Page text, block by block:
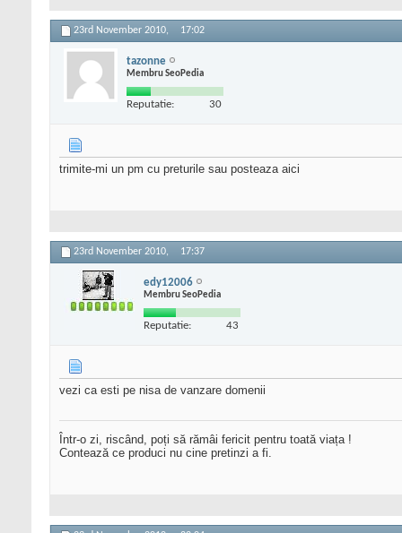
23rd November 2010, 17:02
tazonne
Membru SeoPedia
Reputatie: 30
trimite-mi un pm cu preturile sau posteaza aici
23rd November 2010, 17:37
edy12006
Membru SeoPedia
Reputatie: 43
vezi ca esti pe nisa de vanzare domenii
Într-o zi, riscând, poți să rămâi fericit pentru toată viața !
Contează ce produci nu cine pretinzi a fi.